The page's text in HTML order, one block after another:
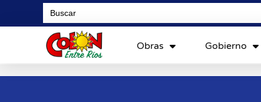
Search
for:
Obras Gobierno